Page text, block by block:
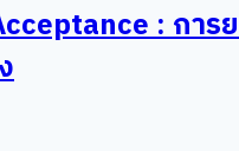
: การ